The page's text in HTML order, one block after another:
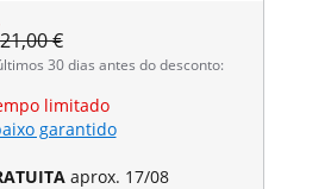
21,00 €
30 dias antes do desconto:
limitado
garantido
aprox. 17/08